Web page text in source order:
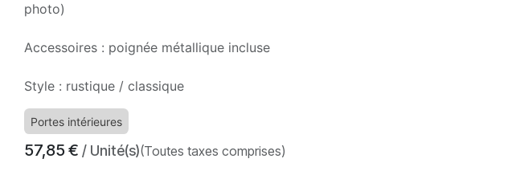
photo)
Accessoires : poignée métallique incluse
Style : rustique / classique
Portes intérieures
57,85 € / Unité(s)(Toutes taxes comprises)